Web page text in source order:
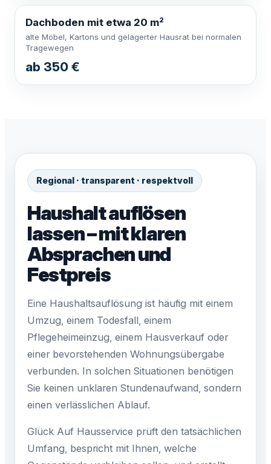
Dachboden mit etwa 20 m²
alte Möbel, Kartons und gelagerter Hausrat bei normalen
Tragewegen
ab 350 €
Regional · transparent · respektvoll
Haushalt auflösen
lassen – mit klaren
Absprachen und
Festpreis
Eine Haushaltsauflösung ist häufig mit einem
Umzug, einem Todesfall, einem
Pflegeheimeinzug, einem Hausverkauf oder
einer bevorstehenden Wohnungsübergabe
verbunden. In solchen Situationen benötigen
Sie keinen unklaren Stundenaufwand, sondern
einen verlässlichen Ablauf.
Glück Auf Hausservice prüft den tatsächlichen
Umfang, bespricht mit Ihnen, welche